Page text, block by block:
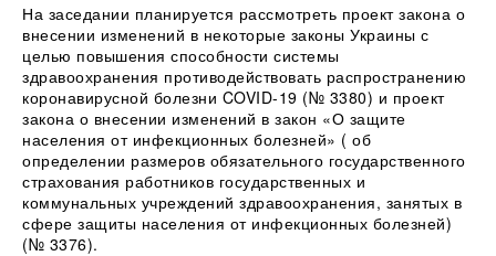
На заседании планируется рассмотреть проект закона о
внесении изменений в некоторые законы Украины с
целью повышения способности системы
здравоохранения противодействовать распространению
коронавирусной болезни COVID-19 (№ 3380) и проект
закона о внесении изменений в закон «О защите
населения от инфекционных болезней» ( об
определении размеров обязательного государственного
страхования работников государственных и
коммунальных учреждений здравоохранения, занятых в
сфере защиты населения от инфекционных болезней)
(№ 3376).